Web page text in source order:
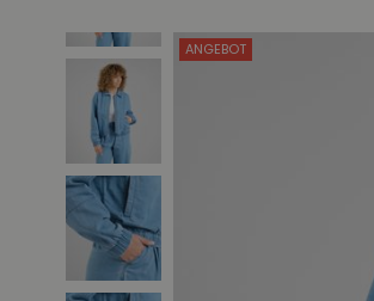
ANGEBOT